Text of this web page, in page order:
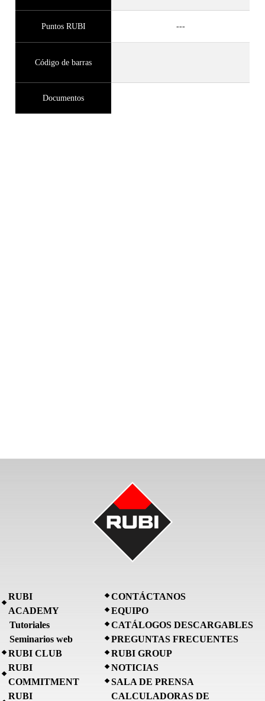
Puntos RUBI ---
Código de barras
Documentos
RUBI
ACADEMY
Tutoriales
Seminarios web
RUBI CLUB
RUBI
COMMITMENT
RUBI
CONTÁCTANOS
EQUIPO
CATÁLOGOS DESCARGABLES
PREGUNTAS FRECUENTES
RUBI GROUP
NOTICIAS
SALA DE PRENSA
CALCULADORAS DE